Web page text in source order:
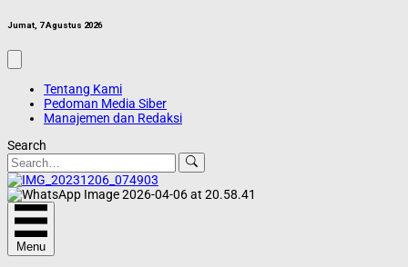
Jumat, 7 Agustus 2026
Tentang Kami
Pedoman Media Siber
Manajemen dan Redaksi
Search
Menu